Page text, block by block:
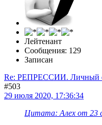
Лейтенант
Сообщения: 129
Записан
Re: РЕПРЕССИИ. Личный
#503
29 июля 2020, 17:36:34
Цитата: Алех от 23